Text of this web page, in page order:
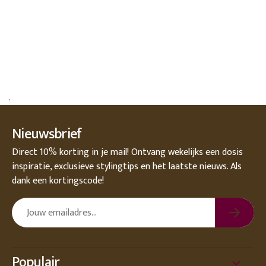
.
Nieuwsbrief
Direct 10% korting in je mail! Ontvang wekelijks een dosis
inspiratie, exclusieve stylingtips en het laatste nieuws. Als
dank een kortingscode!